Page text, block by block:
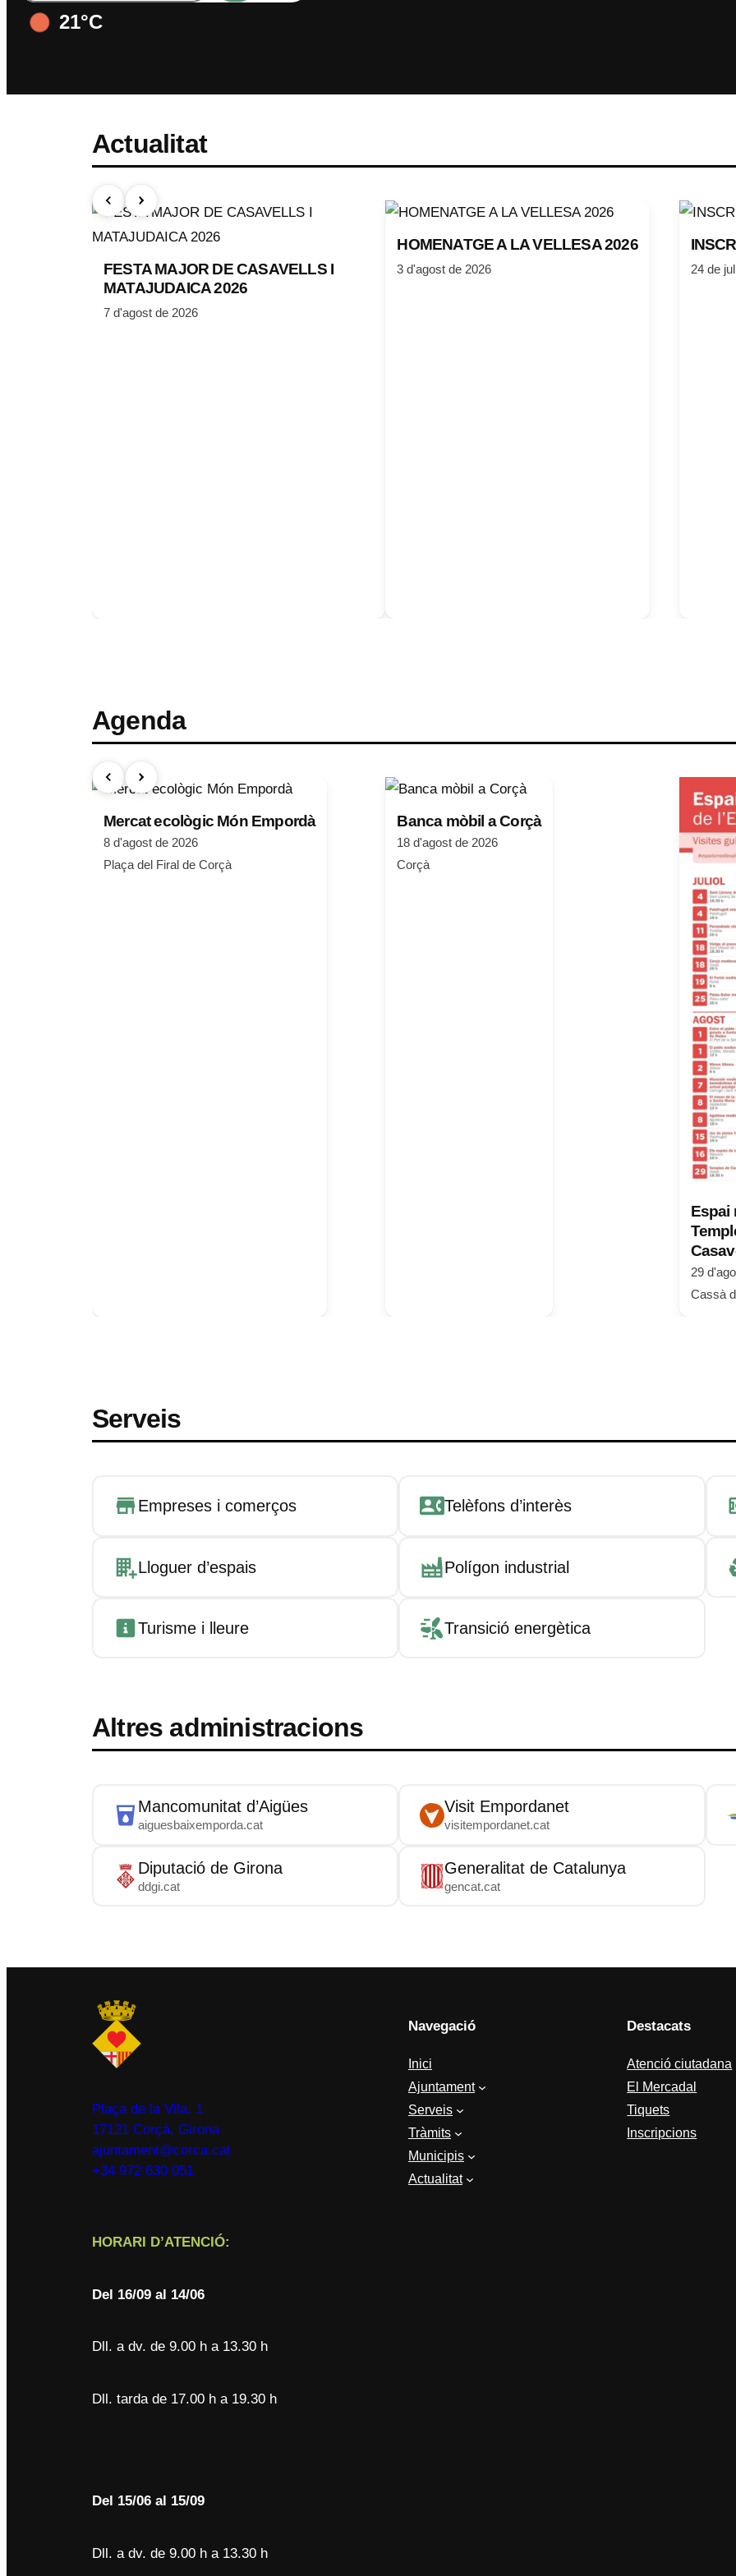
21°C
Actualitat
FESTA MAJOR DE CASAVELLS I
MATAJUDAICA 2026
7 d'agost de 2026
HOMENATGE A LA VELLESA 2026
3 d'agost de 2026 24 de
Agenda
Mercat ecològic Món Empordà
8 d'agost de 2026
Plaça del Firal de Corçà
Banca mòbil a Corçà
18 d'agost de 2026
Corçà
Espai
29
Cassà
Serveis
Empreses i comerços Telèfons d’interès
Lloguer d’espais Polígon industrial
Turisme i lleure Transició energètica
Altres administracions
Mancomunitat d’Aigües
aiguesbaixemporda.cat
Visit Empordanet
visitempordanet.cat
Diputació de Girona
ddgi.cat
Generalitat de Catalunya
gencat.cat
Plaça de la Vila, 1
17121 Corçà, Girona
ajuntament@corca.cat
+34 972 630 051
HORARI D’ATENCIÓ:
Del 16/09 al 14/06
Dll. a dv. de 9.00 h a 13.30 h
Dll. tarda de 17.00 h a 19.30 h
Del 15/06 al 15/09
Dll. a dv. de 9.00 h a 13.30 h
Navegació
Inici
Ajuntament
Serveis
Tràmits
Municipis
Actualitat
Destacats
Atenció ciutadana
El Mercadal
Tiquets
Inscripcions